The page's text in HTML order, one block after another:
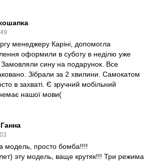
менеджеру Каріні, допомогла
оформили в суботу в неділю уже
Замовляли сину на подарунок. Все
Зібрали за 2 хвилини. Самокатом
в захваті. Є зручний мобільний
нашої мови(
модель, просто бомба!!!!
эту модель, ваще крутяк!!! Три режима